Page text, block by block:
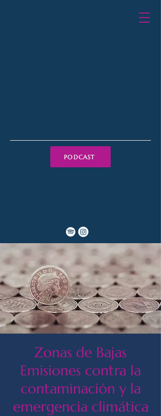
PODCAST
Zonas de Bajas
Emisiones contra la
contaminación y la
emergencia climática